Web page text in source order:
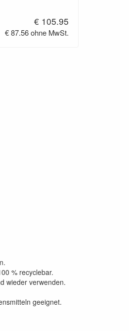
€ 105.95
€ 87.56 ohne MwSt.
% recyclebar.
wieder verwenden.
geeignet.